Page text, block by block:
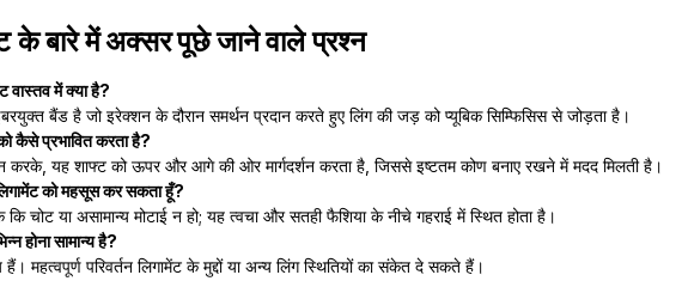
के बारे में अक्सर पूछे जाने वाले प्रश्न
वास्तव में क्या है?
बैंड है जो इरेक्शन के दौरान समर्थन प्रदान करते हुए लिंग की जड़ को प्यूबिक सिम्फिसिस से जोड़ता है।
कैसे प्रभावित करता है?
करके, यह शाफ्ट को ऊपर और आगे की ओर मार्गदर्शन करता है, जिससे इष्टतम कोण बनाए रखने में मदद मिलती है।
को महसूस कर सकता हूँ?
चोट या असामान्य मोटाई न हो; यह त्वचा और सतही फैशिया के नीचे गहराई में स्थित होता है।
होना सामान्य है?
हैं। महत्वपूर्ण परिवर्तन लिगामेंट के मुद्दों या अन्य लिंग स्थितियों का संकेत दे सकते हैं।